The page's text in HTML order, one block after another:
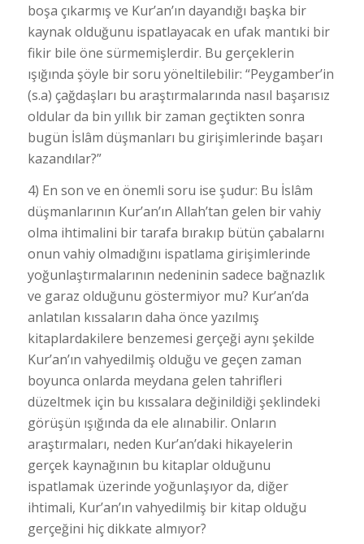
boşa çıkarmış ve Kur’an’ın dayandığı başka bir
kaynak olduğunu ispatlayacak en ufak mantıki bir
fikir bile öne sürmemişlerdir. Bu gerçeklerin
ışığında şöyle bir soru yöneltilebilir: “Peygamber’in
(s.a) çağdaşları bu araştırmalarında nasıl başarısız
oldular da bin yıllık bir zaman geçtikten sonra
bugün İslâm düşmanları bu girişimlerinde başarı
kazandılar?”
4) En son ve en önemli soru ise şudur: Bu İslâm
düşmanlarının Kur’an’ın Allah’tan gelen bir vahiy
olma ihtimalini bir tarafa bırakıp bütün çabalarnı
onun vahiy olmadığını ispatlama girişimlerinde
yoğunlaştırmalarının nedeninin sadece bağnazlık
ve garaz olduğunu göstermiyor mu? Kur’an’da
anlatılan kıssaların daha önce yazılmış
kitaplardakilere benzemesi gerçeği aynı şekilde
Kur’an’ın vahyedilmiş olduğu ve geçen zaman
boyunca onlarda meydana gelen tahrifleri
düzeltmek için bu kıssalara değinildiği şeklindeki
görüşün ışığında da ele alınabilir. Onların
araştırmaları, neden Kur’an’daki hikayelerin
gerçek kaynağının bu kitaplar olduğunu
ispatlamak üzerinde yoğunlaşıyor da, diğer
ihtimali, Kur’an’ın vahyedilmiş bir kitap olduğu
gerçeğini hiç dikkate almıyor?